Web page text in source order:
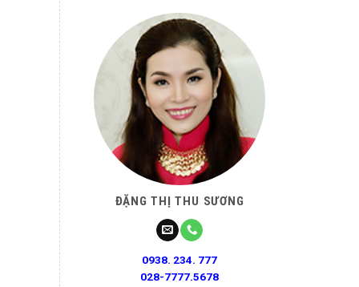
ĐẶNG THỊ THU SƯƠNG
0938. 234. 777
028-7777.5678